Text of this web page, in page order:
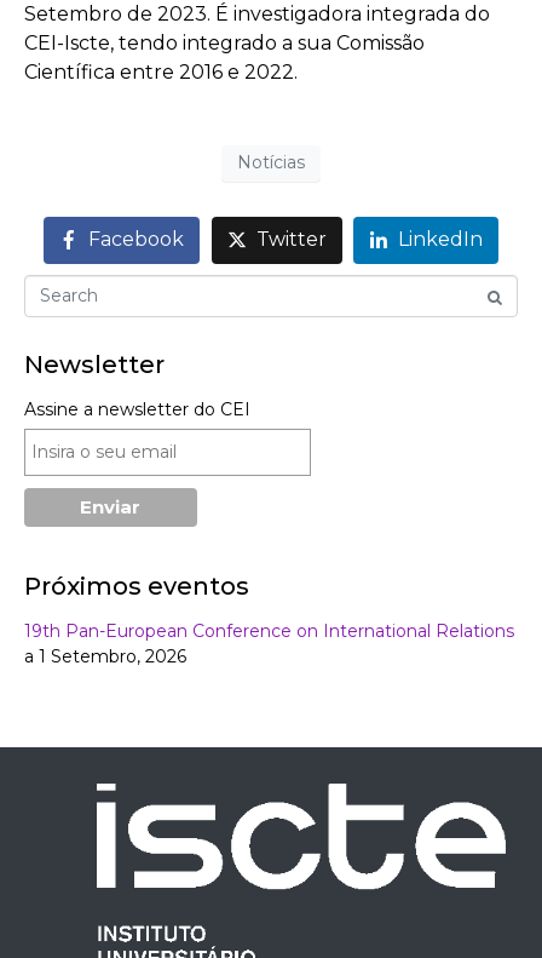
Setembro de 2023. É investigadora integrada do
CEI-Iscte, tendo integrado a sua Comissão
Científica entre 2016 e 2022.
Notícias
Facebook Twitter LinkedIn
Newsletter
Assine a newsletter do CEI
Próximos eventos
19th Pan-European Conference on International Relations
a 1 Setembro, 2026